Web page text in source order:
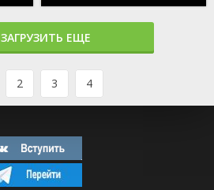
ЗАГРУЗИТЬ ЕЩЕ
2 3 4